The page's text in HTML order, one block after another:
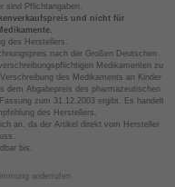
sind Pflichtangaben.
und nicht für
des Herstellers.
nach der Großen Deutschen
Medikamenten zu
des Medikaments an Kinder
dem Abgabepreis des pharmazeutischen
zum 31.12.2003 ergibt. Es handelt
des Herstellers.
an, da der Artikel direkt vom Hersteller
bis.
widerrufen